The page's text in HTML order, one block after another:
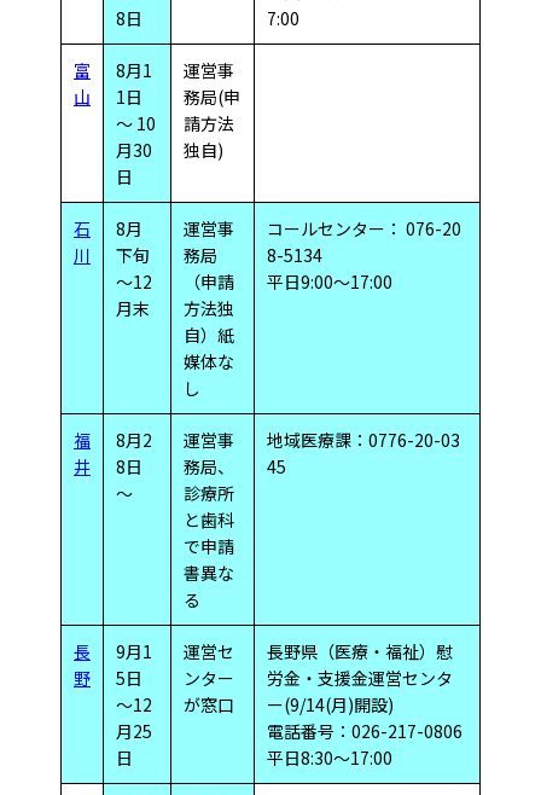
8日
7:00
富
山
8月1
1日
～ 10
月30
日
運営事
務局(申
請方法
独自)
石
川
8月
下旬
～12
月末
運営事
務局
（申請
方法独
自）紙
媒体な
し
コールセンター： 076-20
8-5134
平日9:00～17:00
福
井
8月2
8日
～
運営事
務局、
診療所
と歯科
で申請
書異な
る
地域医療課：0776-20-03
45
長
野
9月1
5日
～12
月25
日
運営セ
ンター
が窓口
長野県（医療・福祉）慰
労金・支援金運営センタ
ー(9/14(月)開設)
電話番号：026-217-0806
平日8:30～17:00